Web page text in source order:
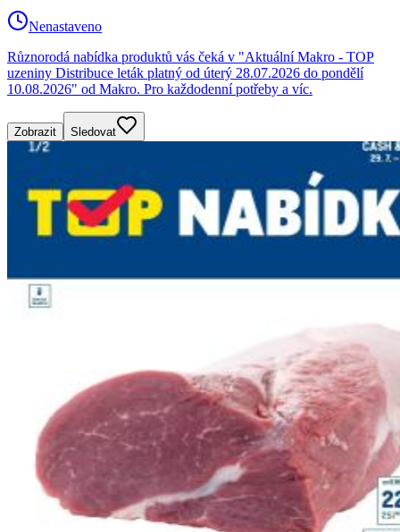
Nenastaveno
Různorodá nabídka produktů vás čeká v "Aktuální Makro - TOP
uzeniny Distribuce leták platný od úterý 28.07.2026 do pondělí
10.08.2026" od Makro. Pro každodenní potřeby a víc.
Zobrazit Sledovat